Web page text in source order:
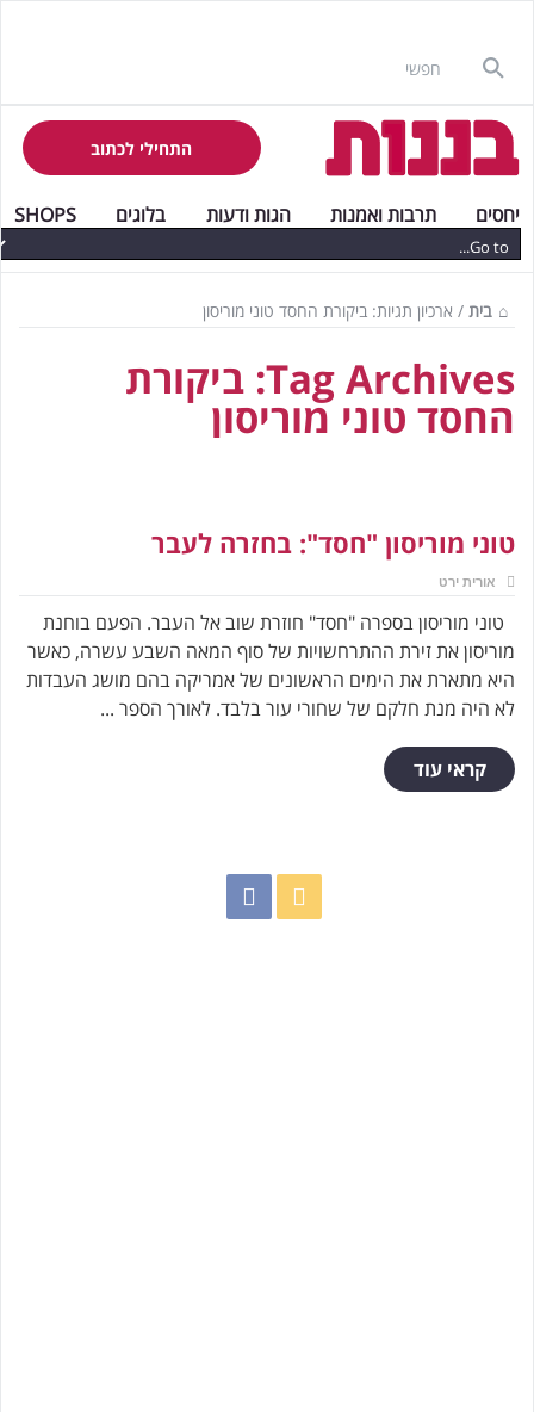
התחילי לכתוב
יחסים תרבות ואמנות הגות ודעות בלוגים SHOPS
בית / ארכיון תגיות: ביקורת החסד טוני מוריסון
Tag Archives: ביקורת
החסד טוני מוריסון
טוני מוריסון "חסד": בחזרה לעבר
אורית ירט
טוני מוריסון בספרה "חסד" חוזרת שוב אל העבר. הפעם בוחנת
מוריסון את זירת ההתרחשויות של סוף המאה השבע עשרה, כאשר
היא מתארת את הימים הראשונים של אמריקה בהם מושג העבדות
לא היה מנת חלקם של שחורי עור בלבד. לאורך הספר ...
קראי עוד